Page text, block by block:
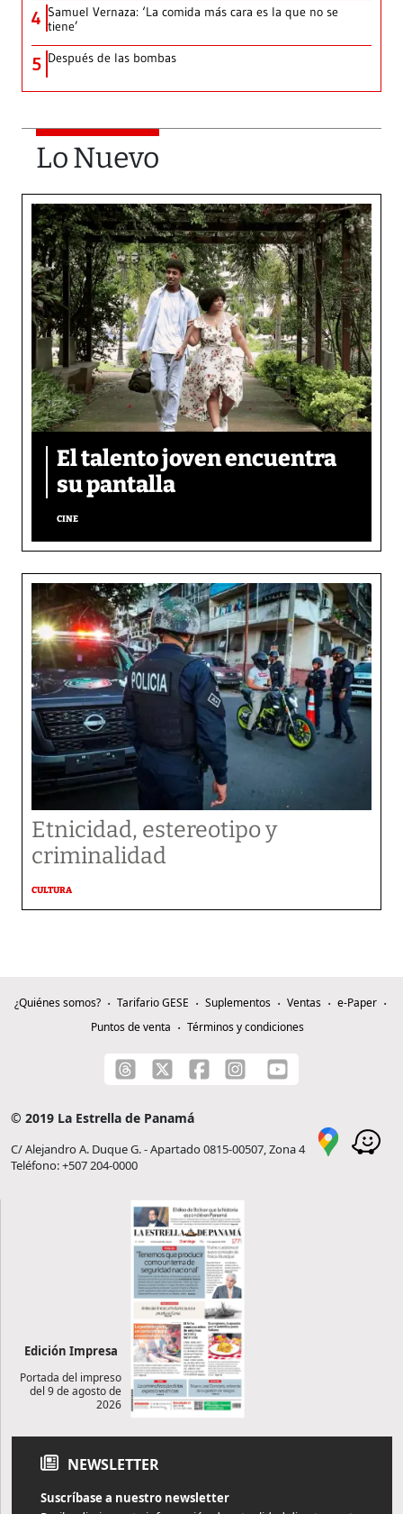
4 Samuel Vernaza: ‘La comida más cara es la que no se
tiene’
5 Después de las bombas
Lo Nuevo
El talento joven encuentra
su pantalla​
CINE
Etnicidad, estereotipo y
criminalidad
CULTURA
¿Quiénes somos? Tarifario GESE Suplementos Ventas
e-Paper
Puntos de venta
Términos y condiciones
© 2019 La Estrella de Panamá
C/ Alejandro A. Duque G. - Apartado 0815-00507, Zona 4
Teléfono: +507 204-0000
Edición Impresa
Portada del impreso
del 9 de agosto de
2026
NEWSLETTER
Suscríbase a nuestro newsletter